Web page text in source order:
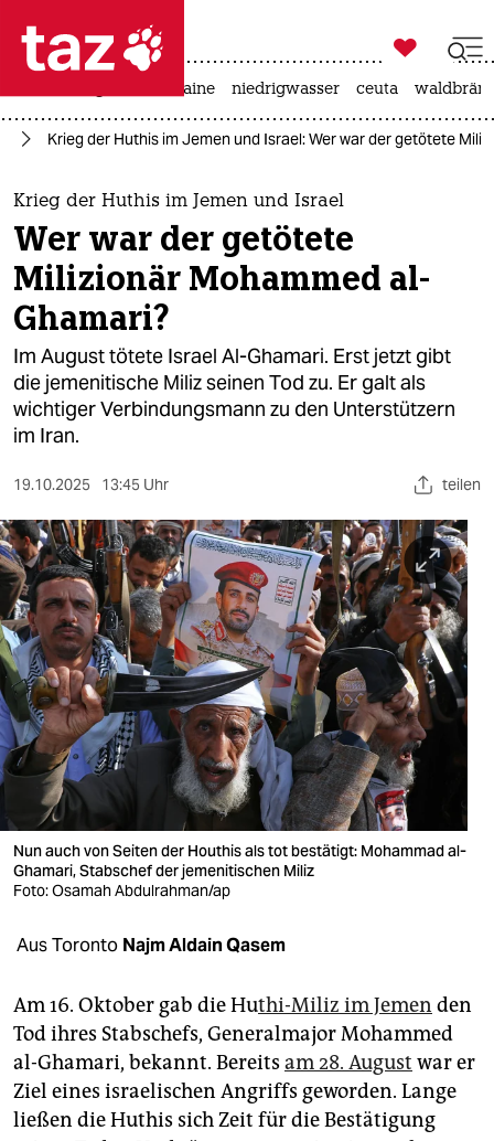
 taz zahl ich
taz zahl ich
themen
politik
öko
gesellschaft
kultur
sport
berlin
nord
wahrheit
verlag
verlag
veranstaltungen
shop
fragen & hilfe
unterstützen
genossenschaft
epaper login

taz zahl ich
krieg in der ukraine niedrigwasser ceuta
Krieg der Huthis im Jemen und Israel: Wer war der getötete
Krieg der Huthis im Jemen und Israel
Wer war der getötete
Milizionär Mohammed al-
Ghamari?
Im August tötete Israel Al-Ghamari. Erst jetzt gibt
die jemenitische Miliz seinen Tod zu. Er galt als
wichtiger Verbindungsmann zu den Unterstützern
im Iran.
19.10.2025 13:45 Uhr teilen
Nun auch von Seiten der Houthis als tot bestätigt: Mohammad al-
Ghamari, Stabschef der jemenitischen Miliz
Foto: Osamah Abdulrahman/ap
Aus Toronto Najm Aldain Qasem
Am 16. Oktober gab die Huthi-Miliz im Jemen den
Tod ihres Stabschefs, Generalmajor Mohammed
al-Ghamari, bekannt. Bereits am 28. August war er
Ziel eines israelischen Angriffs geworden. Lange
ließen die Huthis sich Zeit für die Bestätigung